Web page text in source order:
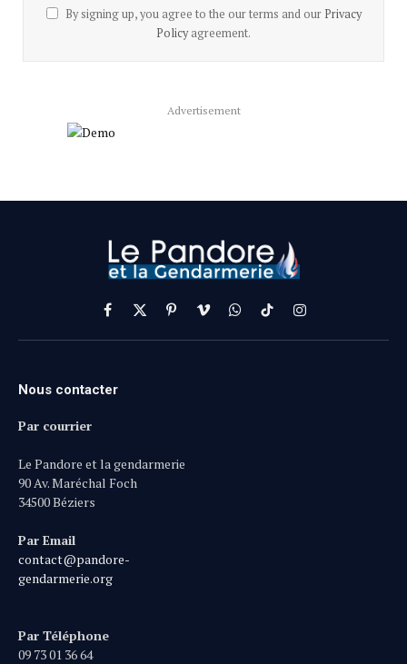
By signing up, you agree to the our terms and our Privacy
Policyagreement.
Advertisement
Facebook
X
(Twitter)
PinterestVimeoWhatsApp
TikTokInstagram
Nous contacter
Par courrier
Le Pandore et la gendarmerie
90 Av. Maréchal Foch
34500 Béziers
Par Email
contact@pandore-
gendarmerie.org
Par Téléphone
09 73 01 36 64